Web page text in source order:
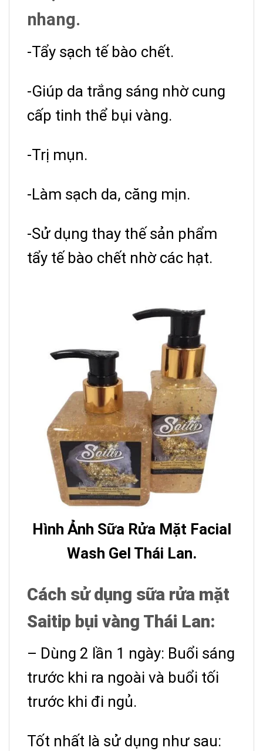
nhang.
-Tẩy sạch tế bào chết.
-Giúp da trắng sáng nhờ cung
cấp tinh thể bụi vàng.
-Trị mụn.
-Làm sạch da, căng mịn.
-Sử dụng thay thế sản phẩm
tẩy tế bào chết nhờ các hạt.
Hình Ảnh Sữa Rửa Mặt Facial
Wash Gel Thái Lan.
Cách sử dụng sữa rửa mặt
Saitip bụi vàng Thái Lan:
– Dùng 2 lần 1 ngày: Buổi sáng
trước khi ra ngoài và buổi tối
trước khi đi ngủ.
Tốt nhất là sử dụng như sau: